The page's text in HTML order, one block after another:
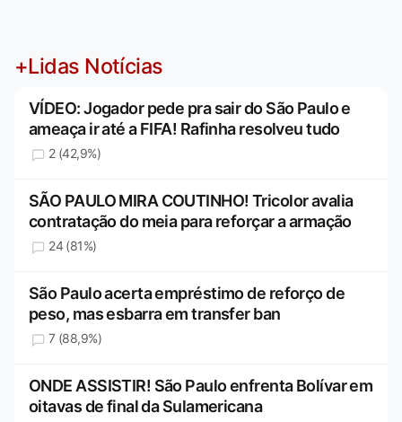
+Lidas Notícias
VÍDEO: Jogador pede pra sair do São Paulo e
ameaça ir até a FIFA! Rafinha resolveu tudo
2 (42,9%)
SÃO PAULO MIRA COUTINHO! Tricolor avalia
contratação do meia para reforçar a armação
24 (81%)
São Paulo acerta empréstimo de reforço de
peso, mas esbarra em transfer ban
7 (88,9%)
ONDE ASSISTIR! São Paulo enfrenta Bolívar em
oitavas de final da Sulamericana